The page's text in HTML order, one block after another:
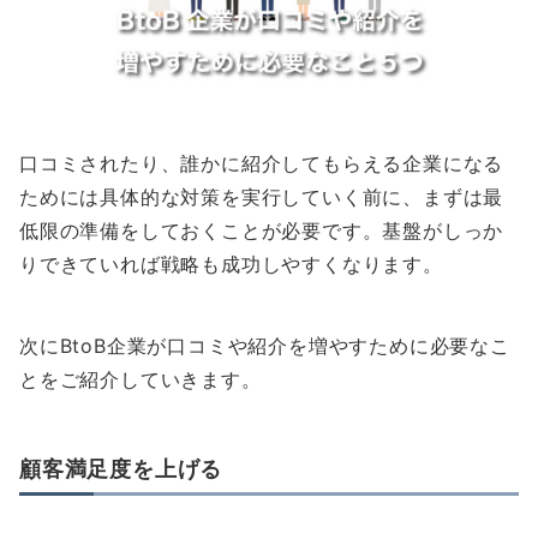
口コミされたり、誰かに紹介してもらえる企業になる
ためには具体的な対策を実行していく前に、まずは最
低限の準備をしておくことが必要です。基盤がしっか
りできていれば戦略も成功しやすくなります。
次にBtoB企業が口コミや紹介を増やすために必要なこ
とをご紹介していきます。
顧客満足度を上げる